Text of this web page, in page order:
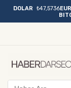
DOLAR ₺47,5736